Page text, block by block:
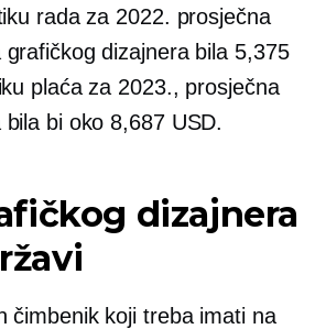
rada za 2022. prosječna
grafičkog dizajnera bila 5,375
plaća za 2023., prosječna
bi oko 8,687 USD.
dizajnera
čimbenik koji treba imati na